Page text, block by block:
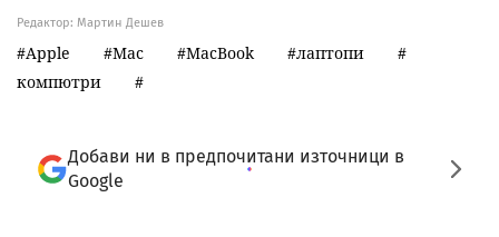
Редактор: Мартин Дешев
Apple Mac MacBook
лаптопи
компютри
Добави ни в предпочитани източници в
Google